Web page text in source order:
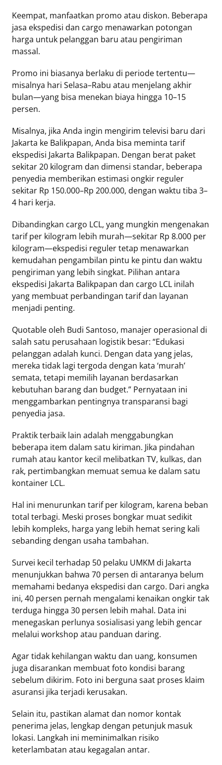
Keempat, manfaatkan promo atau diskon. Beberapa
jasa ekspedisi dan cargo menawarkan potongan
harga untuk pelanggan baru atau pengiriman
massal.
Promo ini biasanya berlaku di periode tertentu—
misalnya hari Selasa–Rabu atau menjelang akhir
bulan—yang bisa menekan biaya hingga 10–15
persen.
Misalnya, jika Anda ingin mengirim televisi baru dari
Jakarta ke Balikpapan, Anda bisa meminta tarif
ekspedisi Jakarta Balikpapan. Dengan berat paket
sekitar 20 kilogram dan dimensi standar, beberapa
penyedia memberikan estimasi ongkir reguler
sekitar Rp 150.000–Rp 200.000, dengan waktu tiba 3–
4 hari kerja.
Dibandingkan cargo LCL, yang mungkin mengenakan
tarif per kilogram lebih murah—sekitar Rp 8.000 per
kilogram—ekspedisi reguler tetap menawarkan
kemudahan pengambilan pintu ke pintu dan waktu
pengiriman yang lebih singkat. Pilihan antara
ekspedisi Jakarta Balikpapan dan cargo LCL inilah
yang membuat perbandingan tarif dan layanan
menjadi penting.
Quotable oleh Budi Santoso, manajer operasional di
salah satu perusahaan logistik besar: “Edukasi
pelanggan adalah kunci. Dengan data yang jelas,
mereka tidak lagi tergoda dengan kata ‘murah’
semata, tetapi memilih layanan berdasarkan
kebutuhan barang dan budget.” Pernyataan ini
menggambarkan pentingnya transparansi bagi
penyedia jasa.
Praktik terbaik lain adalah menggabungkan
beberapa item dalam satu kiriman. Jika pindahan
rumah atau kantor kecil melibatkan TV, kulkas, dan
rak, pertimbangkan memuat semua ke dalam satu
kontainer LCL.
Hal ini menurunkan tarif per kilogram, karena beban
total terbagi. Meski proses bongkar muat sedikit
lebih kompleks, harga yang lebih hemat sering kali
sebanding dengan usaha tambahan.
Survei kecil terhadap 50 pelaku UMKM di Jakarta
menunjukkan bahwa 70 persen di antaranya belum
memahami bedanya ekspedisi dan cargo. Dari angka
ini, 40 persen pernah mengalami kenaikan ongkir tak
terduga hingga 30 persen lebih mahal. Data ini
menegaskan perlunya sosialisasi yang lebih gencar
melalui workshop atau panduan daring.
Agar tidak kehilangan waktu dan uang, konsumen
juga disarankan membuat foto kondisi barang
sebelum dikirim. Foto ini berguna saat proses klaim
asuransi jika terjadi kerusakan.
Selain itu, pastikan alamat dan nomor kontak
penerima jelas, lengkap dengan petunjuk masuk
lokasi. Langkah ini meminimalkan risiko
keterlambatan atau kegagalan antar.